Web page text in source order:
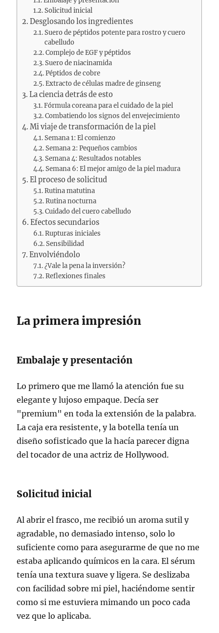
Solicitud inicial
Desglosando los ingredientes
Suero de péptidos potente para rostro y cuero
cabelludo
Complejo de EGF y péptidos
Suero de niacinamida
Péptidos de cobre
Extracto de células madre de ginseng
La ciencia detrás de esto
Fórmula coreana para el cuidado de la piel
Combatiendo los signos del envejecimiento
Mi viaje de transformación de la piel
Semana 1: El comienzo
Semana 2: Pequeños cambios
Semana 4: Resultados notables
Semana 6: El mejor amigo de la piel madura
El proceso de solicitud
Rutina matutina
Rutina nocturna
Cuidado del cuero cabelludo
Efectos secundarios
Rupturas iniciales
Sensibilidad
Envolviéndolo
¿Vale la pena la inversión?
Reflexiones finales
La primera impresión
Embalaje y presentación
Lo primero que me llamó la atención fue su
elegante y lujoso empaque. Decía ser
"premium" en toda la extensión de la palabra.
La caja era resistente, y la botella tenía un
diseño sofisticado que la hacía parecer digna
del tocador de una actriz de Hollywood.
Solicitud inicial
Al abrir el frasco, me recibió un aroma sutil y
agradable, no demasiado intenso, solo lo
suficiente como para asegurarme de que no me
estaba aplicando químicos en la cara. El sérum
tenía una textura suave y ligera. Se deslizaba
con facilidad sobre mi piel, haciéndome sentir
como si me estuviera mimando un poco cada
vez que lo aplicaba.